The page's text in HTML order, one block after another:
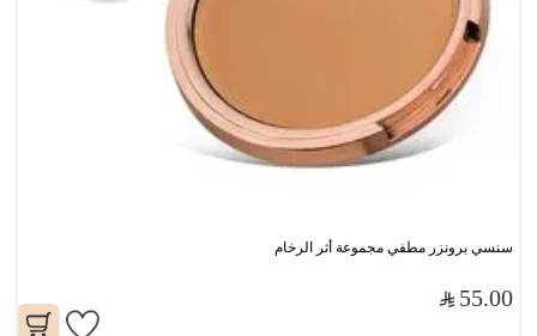
سنسي برونزر مطفي مجموعة أثر الرخام
55.00